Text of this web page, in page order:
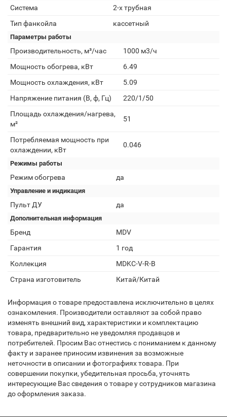
Система
2-х трубная
Тип фанкойла
кассетный
Параметры работы
Производительность, м³/час
1000 м3/ч
Мощность обогрева, кВт
6.49
Мощность охлаждения, кВт
5.09
Напряжение питания (В, ф, Гц)
220/1/50
Площадь охлаждения/нагрева,
м²
51
Потребляемая мощность при
охлаждении, кВт
0.046
Режимы работы
Режим обогрева да
Управление и индикация
Пульт ДУ да
Дополнительная информация
Бренд
MDV
Гарантия
1 год
Коллекция
MDKC-V-R-B
Страна изготовитель
Китай/Китай
Информация о товаре предоставлена исключительно в целях
ознакомления. Производители оставляют за собой право
изменять внешний вид, характеристики и комплектацию
товара, предварительно не уведомляя продавцов и
потребителей. Просим Вас отнестись с пониманием к данному
факту и заранее приносим извинения за возможные
неточности в описании и фотографиях товара. При
совершении покупки, убедительная просьба, уточнять
интересующие Вас сведения о товаре у сотрудников магазина
до оформления заказа.